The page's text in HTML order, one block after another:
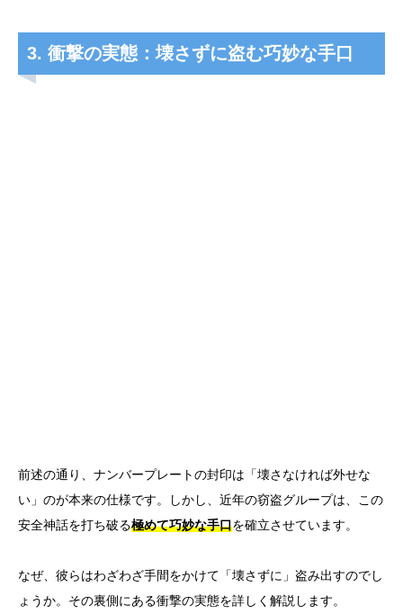
3. 衝撃の実態：壊さずに盗む巧妙な手口
前述の通り、ナンバープレートの封印は「壊さなければ外せな
い」のが本来の仕様です。しかし、近年の窃盗グループは、この
安全神話を打ち破る極めて巧妙な手口を確立させています。
なぜ、彼らはわざわざ手間をかけて「壊さずに」盗み出すのでし
ょうか。その裏側にある衝撃の実態を詳しく解説します。